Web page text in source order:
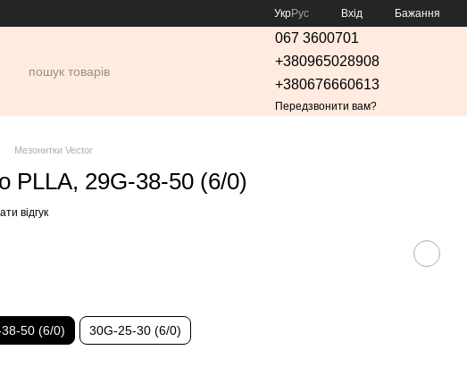
УкрРус Вхід Бажання
067 3600701
+380965028908
+380676660613
Передзвонити вам?
Мезонитки Vector
PLLA, 29G-38-50 (6/0)
відгук
50 (6/0) 30G-25-30 (6/0)